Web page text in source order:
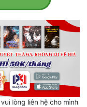
lòng liên hệ cho mình